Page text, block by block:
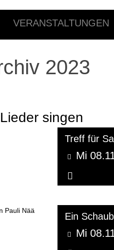
VERANSTALTUNGEN
2023
singen
Treff für
Mi
Ein
Mi